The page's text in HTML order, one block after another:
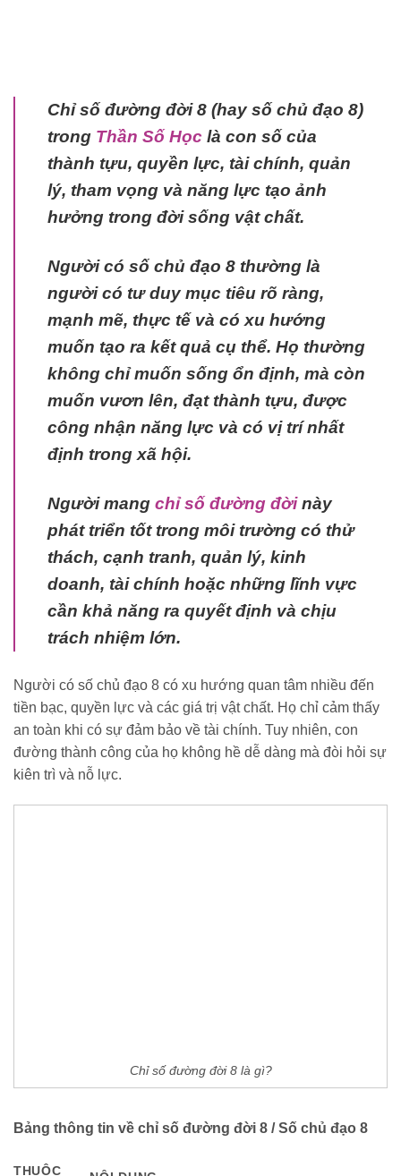
Chỉ số đường đời 8 (hay số chủ đạo 8)
trong Thần Số Học là con số của
thành tựu, quyền lực, tài chính, quản
lý, tham vọng và năng lực tạo ảnh
hưởng trong đời sống vật chất.
Người có số chủ đạo 8 thường là
người có tư duy mục tiêu rõ ràng,
mạnh mẽ, thực tế và có xu hướng
muốn tạo ra kết quả cụ thể. Họ thường
không chỉ muốn sống ổn định, mà còn
muốn vươn lên, đạt thành tựu, được
công nhận năng lực và có vị trí nhất
định trong xã hội.
Người mang chỉ số đường đờinày
phát triển tốt trong môi trường có thử
thách, cạnh tranh, quản lý, kinh
doanh, tài chính hoặc những lĩnh vực
cần khả năng ra quyết định và chịu
trách nhiệm lớn.
Người có số chủ đạo 8 có xu hướng quan tâm nhiều đến
tiền bạc, quyền lực và các giá trị vật chất. Họ chỉ cảm thấy
an toàn khi có sự đảm bảo về tài chính. Tuy nhiên, con
đường thành công của họ không hề dễ dàng mà đòi hỏi sự
kiên trì và nỗ lực.
Chỉ số đường đời 8 là gì?
Bảng thông tin về chỉ số đường đời 8 / Số chủ đạo 8
THUỘC